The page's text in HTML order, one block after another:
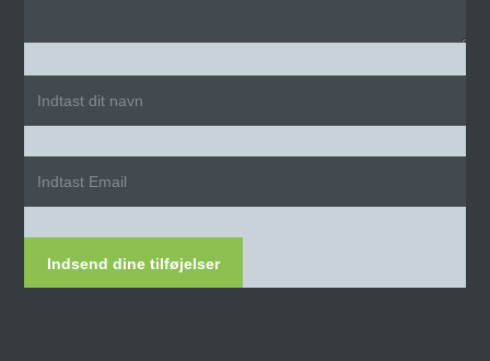
Indsend dine tilføjelser